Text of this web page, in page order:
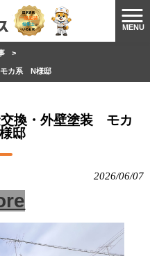
MENU
>
カ系 N様邸
換・外壁塗装 モカ
邸
2026/06/07